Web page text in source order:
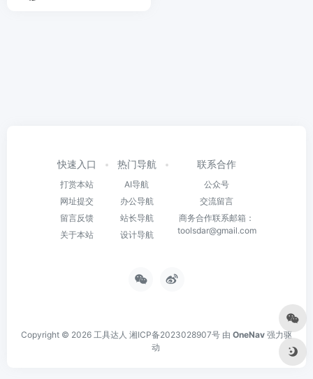
快速入口
打赏本站
网址提交
留言反馈
关于本站
热门导航
AI导航
办公导航
站长导航
设计导航
联系合作
公众号
交流留言
商务合作联系邮箱：
toolsdar@gmail.com
Copyright © 2026 工具达人 湘ICP备2023028907号 由 OneNav 强力驱
动